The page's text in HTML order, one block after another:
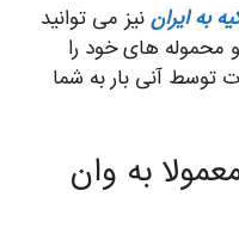
به ایراننیز می توانید
محموله های خود را
توسط آنی بار به شما
به وان